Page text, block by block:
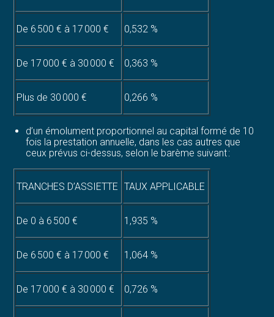
De 6 500 € à 17 000 € 0,532 %
De 17 000 € à 30 000 € 0,363 %
Plus de 30 000 € 0,266 %
d’un émolument proportionnel au capital formé de 10
fois la prestation annuelle, dans les cas autres que
ceux prévus ci-dessus, selon le barème suivant :
TRANCHES D’ASSIETTE TAUX APPLICABLE
De 0 à 6 500 € 1,935 %
De 6 500 € à 17 000 € 1,064 %
De 17 000 € à 30 000 € 0,726 %